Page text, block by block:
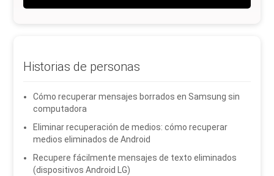
Historias de personas
Cómo recuperar mensajes borrados en Samsung sin
computadora
Eliminar recuperación de medios: cómo recuperar
medios eliminados de Android
Recupere fácilmente mensajes de texto eliminados
(dispositivos Android LG)